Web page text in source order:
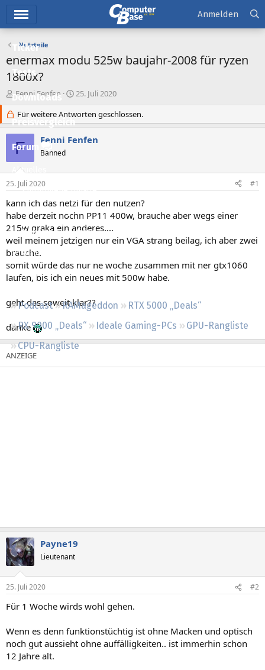
Ticker
Tests
Downloads
Preisvergleich
Forum
Aktuelles
Empfohlene Inhalte
Neue Beiträge
Neueste Aktivitäten
Leserartikel
Regeln
Podcast RAMageddon
RTX 5000 „Deals“
RX 9000 „Deals“
Ideale Gaming-PCs
GPU-Rangliste
CPU-Rangliste
Anmelden
Netzteile
enermax modu 525w baujahr-2008 für ryzen
1800x?
E
r
s
t
e
l
l
Fenni Fenfen
E
s
t
l
m
25. Juli 2020
Für weitere Antworten geschlossen.
F Fenni Fenfen
Banned
25. Juli 2020 #1
kann ich das netzi für den nutzen?
habe derzeit nochn PP11 400w, brauche aber wegs einer
215w graka ein anderes....
weil meinem jetzigen nur ein VGA strang beilag, ich aber zwei
brauche.
somit würde das nur ne woche zusammen mit ner gtx1060
laufen, bis ich ein neues mit 500w habe.
geht das soweit klar??
danke
Payne19
Lieutenant
25. Juli 2020 #2
Für 1 Woche wirds wohl gehen.
Wenn es denn funktionstüchtig ist ohne Macken und optisch
noch gut aussieht ohne auffälligkeiten.. ist immerhin schon
12 Jahre alt.